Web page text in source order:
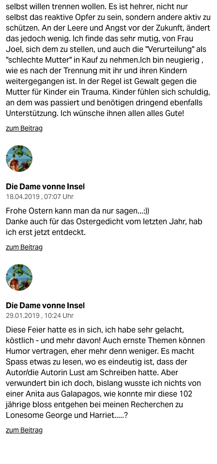
selbst willen trennen wollen. Es ist hehrer, nicht nur
selbst das reaktive Opfer zu sein, sondern andere aktiv zu
schützen. An der Leere und Angst vor der Zukunft, ändert
das jedoch wenig. Ich finde das sehr mutig, von Frau
Joel, sich dem zu stellen, und auch die "Verurteilung" als
"schlechte Mutter" in Kauf zu nehmen.Ich bin neugierig ,
wie es nach der Trennung mit ihr und ihren Kindern
weitergegangen ist. In der Regel ist Gewalt gegen die
Mutter für Kinder ein Trauma. Kinder fühlen sich schuldig,
an dem was passiert und benötigen dringend ebenfalls
Unterstützung. Ich wünsche ihnen allen alles Gute!
zum Beitrag
Die Dame vonne Insel
18.04.2019 , 07:07 Uhr
Frohe Ostern kann man da nur sagen...:))
Danke auch für das Ostergedicht vom letzten Jahr, hab
ich erst jetzt entdeckt.
zum Beitrag
Die Dame vonne Insel
29.01.2019 , 10:24 Uhr
Diese Feier hatte es in sich, ich habe sehr gelacht,
köstlich - und mehr davon! Auch ernste Themen können
Humor vertragen, eher mehr denn weniger. Es macht
Spass etwas zu lesen, wo es eindeutig ist, dass der
Autor/die Autorin Lust am Schreiben hatte. Aber
verwundert bin ich doch, bislang wusste ich nichts von
einer Anita aus Galapagos, wie konnte mir diese 102
jährige bloss entgehen bei meinen Recherchen zu
Lonesome George und Harriet.....?
zum Beitrag